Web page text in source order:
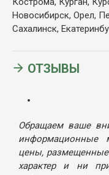
Новосибирск, Орел,
Сахалинск,
ОТЗЫВЫ
Обращаем ваше
информационные
цены,
характер и ни